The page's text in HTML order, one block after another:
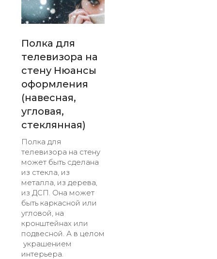
Полка для
телевизора на
стену Нюансы
оформления
(навесная,
угловая,
стеклянная)
Полка для
телевизора на стену
может быть сделана
из стекла, из
металла, из дерева,
из ДСП. Она может
быть каркасной или
угловой, на
кронштейнах или
подвесной. А в целом
украшением
интерьера.